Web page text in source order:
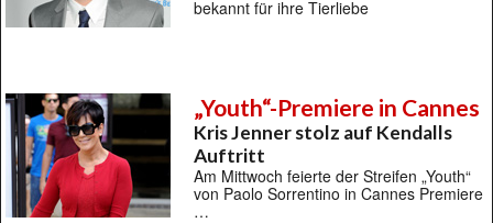
bekannt für ihre Tierliebe
„Youth“-Premiere in Cannes
Kris Jenner stolz auf Kendalls
Auftritt
Am Mittwoch feierte der Streifen „Youth“
von Paolo Sorrentino in Cannes Premiere
…